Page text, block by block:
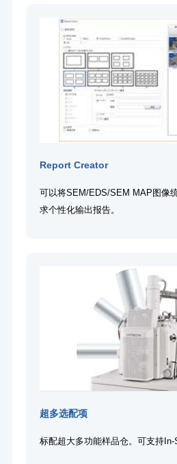
Report Creator
可以将SEM/EDS/SEM MAP图像
求个性化输出报告。
超多选配项
标配超大多功能样品仓。可支持In-